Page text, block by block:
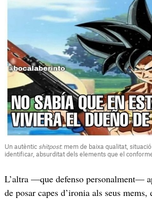
Un autèntic shitpost: mem de baixa qualitat,
identificar, absurditat dels elements que el
L’altra —que defenso personalment—
de posar capes d’ironia als seus mems,